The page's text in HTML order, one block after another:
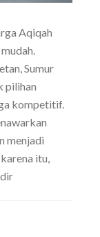
Aqiqah
Sumur
pilihan
kompetitif.
menjadi
itu,